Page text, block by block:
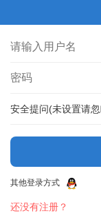
安全提问(未设置请
其他登录方式
还没有注册？